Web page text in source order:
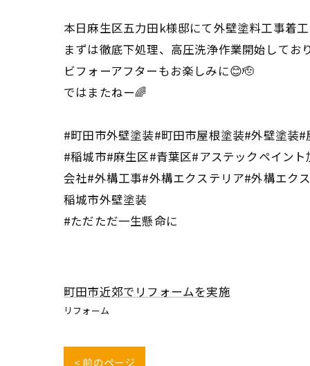
本日麻生区五力田k様邸にて外壁塗料工事着
まずは徹底下処理、高圧洗浄作業開始してお
ビフォーアフターもお楽しみに😊🫡
ではまたねー🌈
#町田市外壁塗装#町田市屋根塗装#外壁塗装
#稲城市#麻生区#青葉区#アステックペイン
会社#外構工事#外構エクステリア#外構エク
稲城市外壁塗装
#ただただ一生懸命に
町田市近郊でリフォームを実施
リフォーム
< 前のページ